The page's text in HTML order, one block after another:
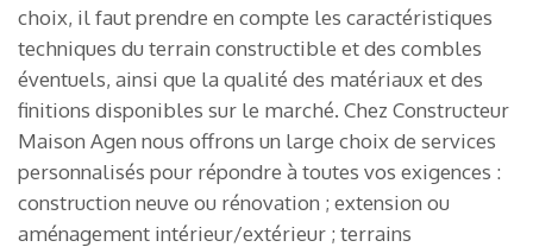
choix, il faut prendre en compte les caractéristiques
techniques du terrain constructible et des combles
éventuels, ainsi que la qualité des matériaux et des
finitions disponibles sur le marché. Chez Constructeur
Maison Agen nous offrons un large choix de services
personnalisés pour répondre à toutes vos exigences :
construction neuve ou rénovation ; extension ou
aménagement intérieur/extérieur ; terrains